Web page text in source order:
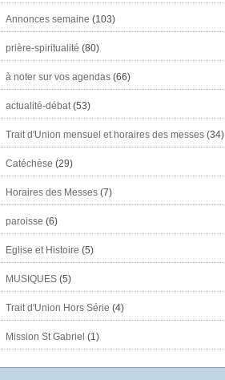
Annonces semaine (103)
prière-spiritualité (80)
à noter sur vos agendas(66)
actualité-débat(53)
Trait d'Union mensuel et horaires des messes(34)
Catéchèse (29)
Horaires des Messes(7)
paroisse (6)
Eglise et Histoire (5)
MUSIQUES(5)
Trait d'Union Hors Série (4)
Mission St Gabriel (1)